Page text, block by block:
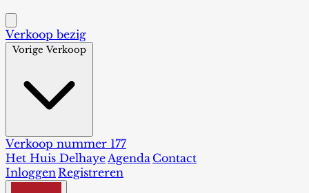
Verkoop bezig
Vorige Verkoop
Verkoop nummer 177
Het Huis DelhayeAgenda Contact
InloggenRegistreren